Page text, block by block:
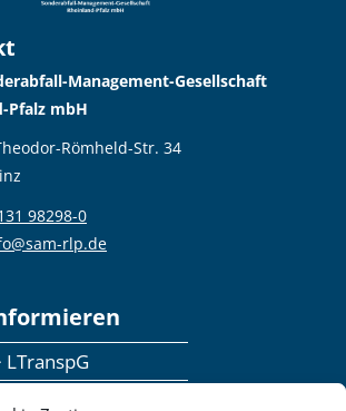
Management-Gesellschaft
Pfalz mbH
Römheld-Str. 34
98298-0
rlp.de
LTranspG